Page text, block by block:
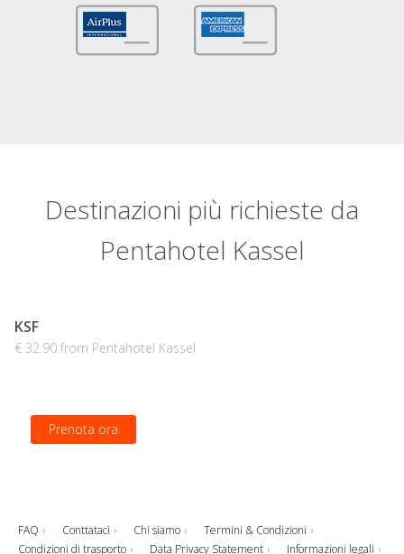
Destinazioni più richieste da
Pentahotel Kassel
KSF
€ 32.90 from Pentahotel Kassel
Prenota ora
FAQ Conttataci Chi siamo
Termini & Condizioni
Condizioni di trasporto
Data Privacy Statement Informazioni legali